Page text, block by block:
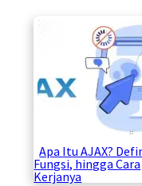
Apa Itu AJAX?
Fungsi, hingga Cara
Kerjanya